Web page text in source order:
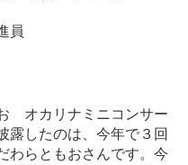
員
オカリナミニコンサー
露したのは、今年で３回
わらともおさんです。今